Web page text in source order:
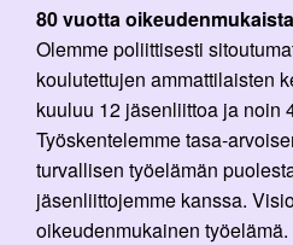
80 vuotta
Olemme poliittisesti
koulutettujen ammattilaisten
kuuluu 12 jäsenliittoa ja noin
Työskentelemme tasa-
turvallisen työelämän
jäsenliittojemme kanssa.
oikeudenmukainen työelämä.